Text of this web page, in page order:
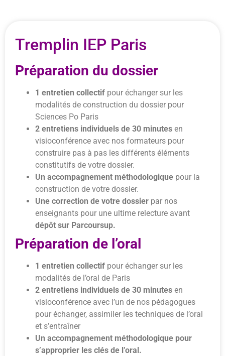
Tremplin IEP Paris
Préparation du dossier
1 entretien collectif pour échanger sur les
modalités de construction du dossier pour
Sciences Po Paris
2 entretiens individuels de 30 minutes en
visioconférence avec nos formateurs pour
construire pas à pas les différents éléments
constitutifs de votre dossier.
Un accompagnement méthodologique pour la
construction de votre dossier.
Une correction de votre dossier par nos
enseignants pour une ultime relecture avant
dépôt sur Parcoursup.
Préparation de l’oral
1 entretien collectif pour échanger sur les
modalités de l’oral de Paris
2 entretiens individuels de 30 minutes en
visioconférence avec l’un de nos pédagogues
pour échanger, assimiler les techniques de l’oral
et s’entraîner
Un accompagnement méthodologique pour
s’approprier les clés de l’oral.